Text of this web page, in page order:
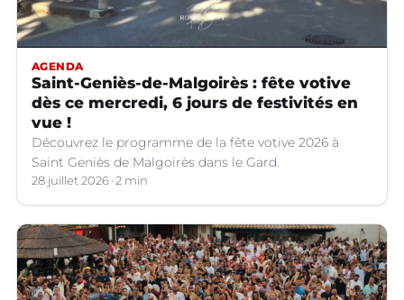
AGENDA
Saint-Geniès-de-Malgoirès : fête votive
dès ce mercredi, 6 jours de festivités en
vue !
Découvrez le programme de la fête votive 2026 à
Saint Geniès de Malgoirès dans le Gard.
28 juillet 2026 2 min